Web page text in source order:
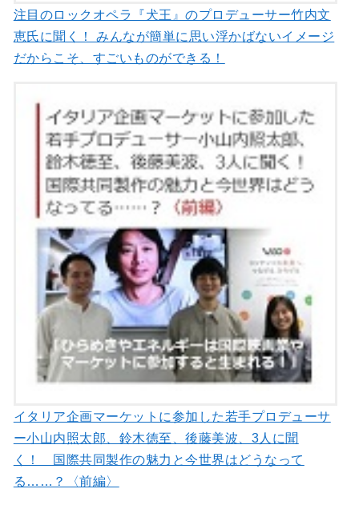
注目のロックオペラ『犬王』のプロデューサー竹内文
恵氏に聞く！ みんなが簡単に思い浮かばないイメージ
だからこそ、すごいものができる！
イタリア企画マーケットに参加した若手プロデューサ
ー小山内照太郎、鈴木徳至、後藤美波、3人に聞
く！ 国際共同製作の魅力と今世界はどうなって
る……？〈前編〉